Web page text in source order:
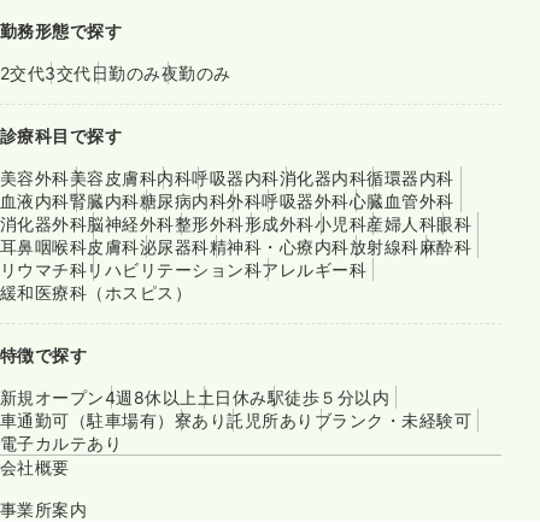
勤務形態で探す
2交代3交代日勤のみ夜勤のみ
診療科目で探す
美容外科美容皮膚科内科呼吸器内科消化器内科循環器内科
血液内科腎臓内科糖尿病内科外科呼吸器外科心臓血管外科
消化器外科脳神経外科整形外科形成外科小児科産婦人科眼科
耳鼻咽喉科皮膚科泌尿器科精神科・心療内科放射線科麻酔科
リウマチ科リハビリテーション科アレルギー科
緩和医療科（ホスピス）
特徴で探す
新規オープン4週8休以上 土日休み駅徒歩５分以内
車通勤可（駐車場有） 寮あり託児所あり ブランク・未経験可
電子カルテあり
会社概要
事業所案内